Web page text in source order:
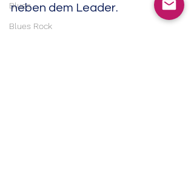
Blues
Blues Rock
neben dem Leader.